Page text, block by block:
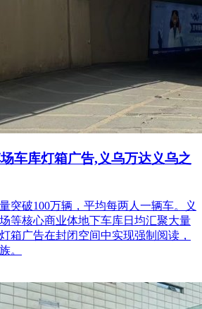
车库灯箱广告,义乌万达义乌之
突破100万辆，平均每两人一辆车。义
等核心商业体地下车库日均汇聚大量
箱广告在封闭空间中实现强制阅读，
。